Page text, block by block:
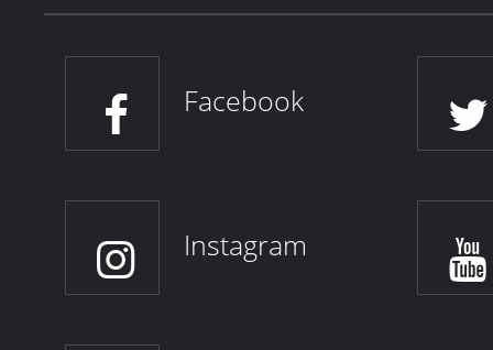
Facebook
Instagram